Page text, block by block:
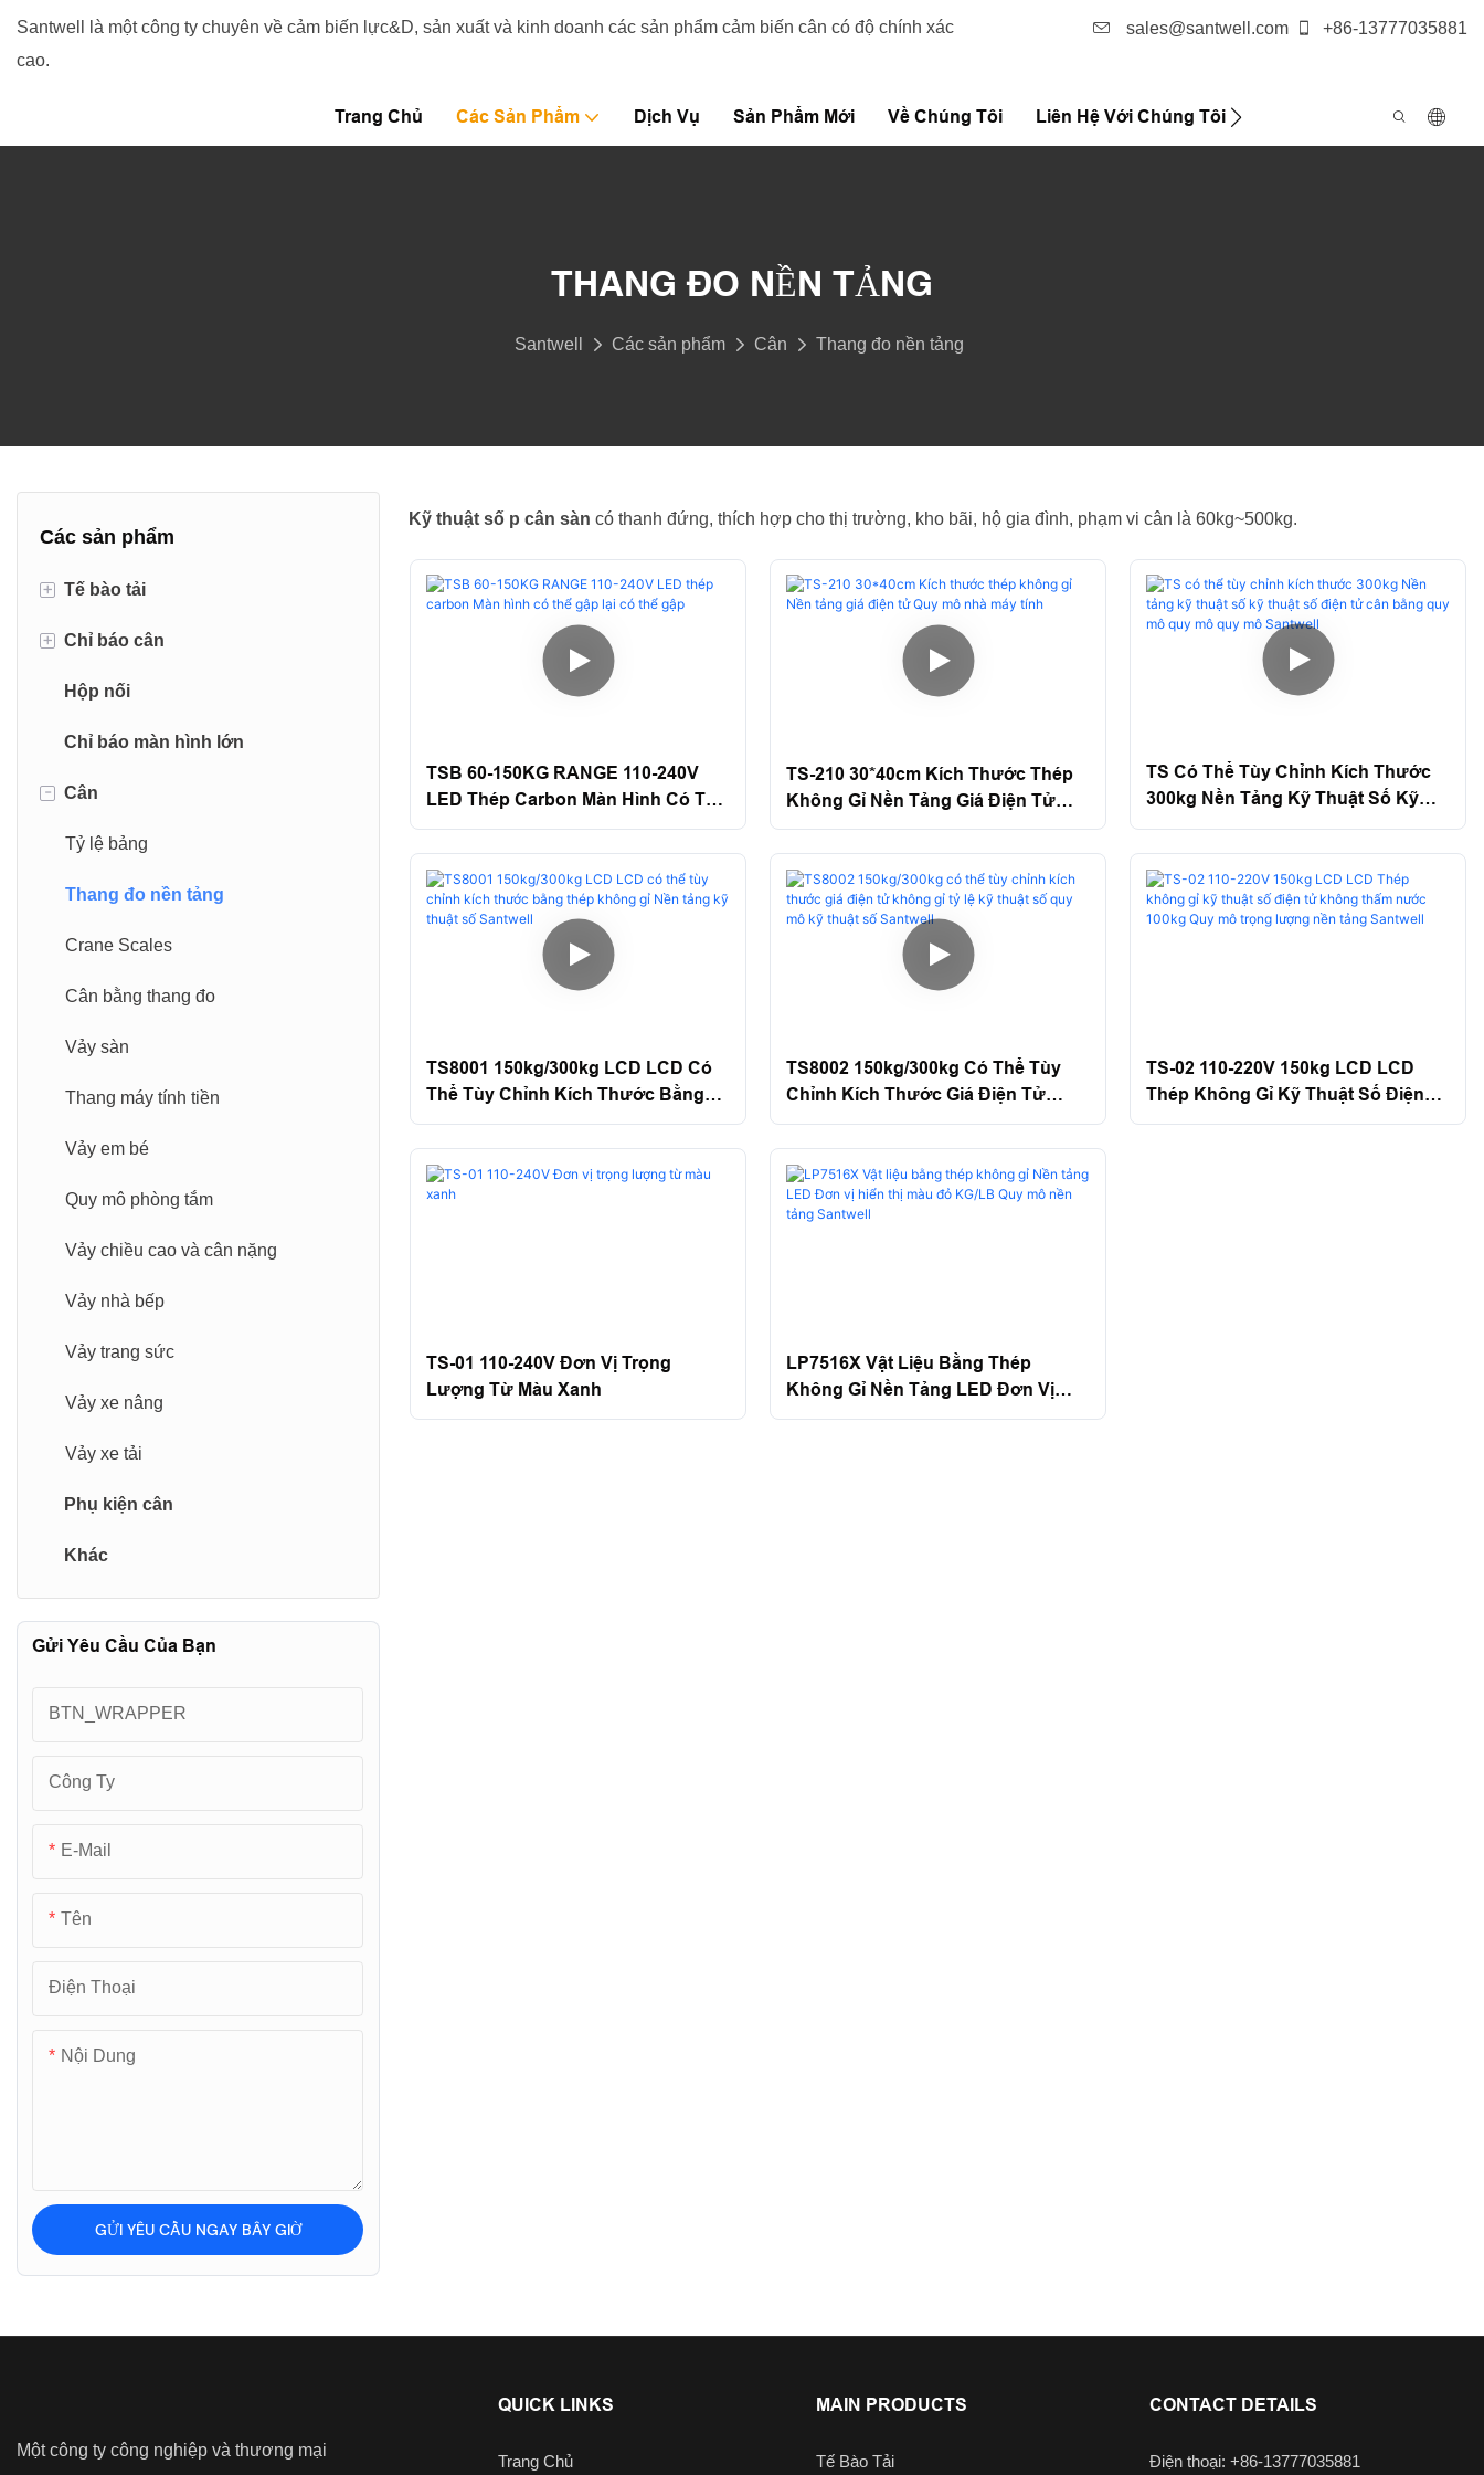
Santwell là một công ty chuyên về cảm biến lực&D, sản xuất và kinh doanh các sản phẩm cảm biến cân có độ chính xác
cao.
sales@santwell.com +86-13777035881
Trang Chủ Các Sản Phẩm Dịch Vụ Sản Phẩm Mới Về Chúng Tôi Liên Hệ Với Chúng Tôi Tin Tức
THANG ĐO NỀN TẢNG
Santwell Các sản phẩm Cân Thang đo nền tảng
Các sản phẩm
+ Tế bào tải
Tế bào tải chùm tia kết thúc kép
Cảm biến lực đường sắt
Cảm biến lực canister
Tế bào tải chùm tia cắt
Tế bào tải chùm uốn cong
Ô tải loại S.
Tế bào tải nhôm
Cảm biến lực loại nan hoa
Tải pin tải pin
Tế bào tải căng
Cảm biến lực mô-đun cân
+ Chỉ báo cân
Chỉ báo cân sàn
Chỉ báo cân xe tải
Chỉ báo CNC
Hộp nối
Chỉ báo màn hình lớn
- Cân
Tỷ lệ bảng
Thang đo nền tảng
Crane Scales
Cân bằng thang đo
Vảy sàn
Thang máy tính tiền
Vảy em bé
Quy mô phòng tắm
Vảy chiều cao và cân nặng
Vảy nhà bếp
Vảy trang sức
Vảy xe nâng
Vảy xe tải
Phụ kiện cân
Khác
Gửi Yêu Cầu Của Bạn
BTN_WRAPPER
Công Ty
E-Mail
Tên
Điện Thoại
Nội Dung
GỬI YÊU CẦU NGAY BÂY GIỜ
Kỹ thuật số pcân sàncó thanh đứng, thích hợp cho thị trường, kho bãi, hộ gia đình, phạm vi cân là 60kg~500kg.
TSB 60-150KG RANGE 110-240V
LED Thép Carbon Màn Hình Có Thể
Gập Lại Có Thể Gập
TS-210 30*40cm Kích Thước Thép
Không Gỉ Nền Tảng Giá Điện Tử
Quy Mô Nhà Máy Tính
TS Có Thể Tùy Chỉnh Kích Thước
300kg Nền Tảng Kỹ Thuật Số Kỹ
Thuật Số Điện Tử Cân Bằng Quy
Mô Quy Mô Quy Mô Santwell
TS8001 150kg/300kg LCD LCD Có
Thể Tùy Chỉnh Kích Thước Bằng
Thép Không Gỉ Nền Tảng Kỹ Thuật
Số Santwell
TS8002 150kg/300kg Có Thể Tùy
Chỉnh Kích Thước Giá Điện Tử
Không Gỉ Tỷ Lệ Kỹ Thuật Số Quy
Mô Kỹ Thuật Số Santwell
TS-02 110-220V 150kg LCD LCD
Thép Không Gỉ Kỹ Thuật Số Điện
Tử Không Thấm Nước 100kg Quy
TS-01 110-240V Đơn Vị Trọng
Lượng Từ Màu Xanh
LP7516X Vật Liệu Bằng Thép
Không Gỉ Nền Tảng LED Đơn Vị
Hiển Thị Màu Đỏ KG/LB Quy Mô
Một công ty công nghiệp và thương mại
QUICK LINKS
Trang Chủ
MAIN PRODUCTS
Tế Bào Tải
CONTACT DETAILS
Điện thoại: +86-13777035881